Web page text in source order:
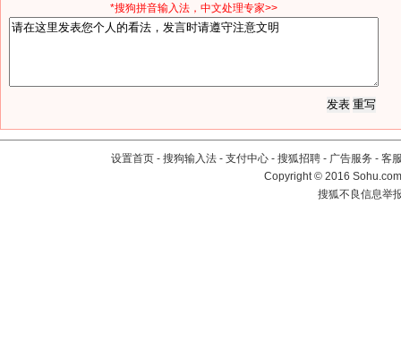
*搜狗拼音输入法，中文处理专家>>
设置首页 - 搜狗输入法 - 支付中心 - 搜狐招聘 - 广告服务 - 客
Copyright©2016
搜狐不良信息举